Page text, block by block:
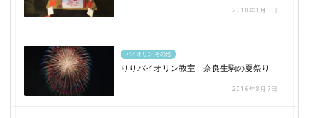
2018年1月5日
バイオリン その他
りりバイオリン教室 奈良生駒の夏祭り
2016年8月7日